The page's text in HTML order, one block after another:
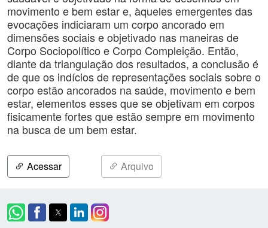
movimento e bem estar e, àqueles emergentes das
evocações indiciaram um corpo ancorado em
dimensões sociais e objetivado nas maneiras de
Corpo Sociopolítico e Corpo Compleição. Então,
diante da triangulação dos resultados, a conclusão é
de que os indícios de representações sociais sobre o
corpo estão ancorados na saúde, movimento e bem
estar, elementos esses que se objetivam em corpos
fisicamente fortes que estão sempre em movimento
na busca de um bem estar.
Acessar Arquivo